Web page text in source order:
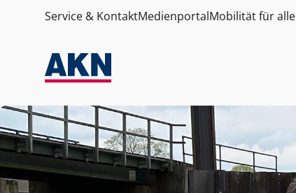
Service & KontaktMedienportalMobilität für alle